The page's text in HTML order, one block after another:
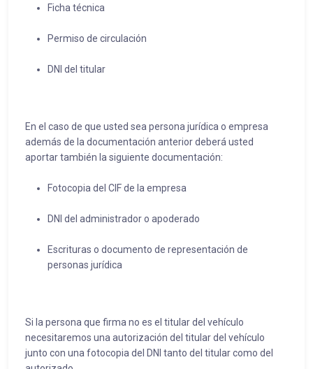
Ficha técnica
Permiso de circulación
DNI del titular
En el caso de que usted sea persona jurídica o empresa
además de la documentación anterior deberá usted
aportar también la siguiente documentación:
Fotocopia del CIF de la empresa
DNI del administrador o apoderado
Escrituras o documento de representación de
personas jurídica
Si la persona que firma no es el titular del vehículo
necesitaremos una autorización del titular del vehículo
junto con una fotocopia del DNI tanto del titular como del